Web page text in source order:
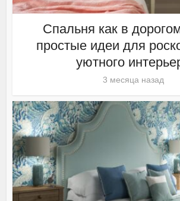
Спальня как в
простые идеи для
уютного
3 месяца назад